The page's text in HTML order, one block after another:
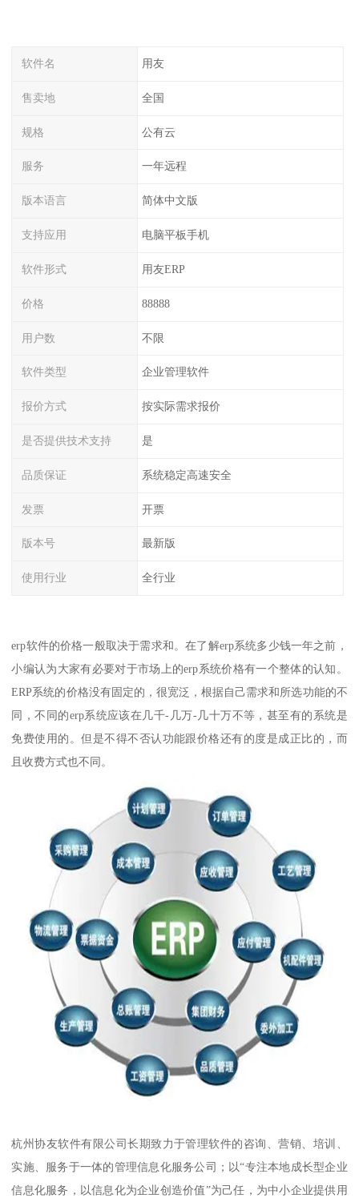
软件名 用友
售卖地 全国
规格 公有云
服务 一年远程
版本语言 简体中文版
支持应用 电脑平板手机
软件形式 用友ERP
价格 88888
用户数 不限
软件类型 企业管理软件
报价方式 按实际需求报价
是否提供技术支持 是
品质保证 系统稳定高速安全
发票 开票
版本号 最新版
使用行业 全行业
erp软件的价格一般取决于需求和。在了解erp系统多少钱一年之前，
小编认为大家有必要对于市场上的erp系统价格有一个整体的认知。
ERP系统的价格没有固定的，很宽泛，根据自己需求和所选功能的不
同，不同的erp系统应该在几千-几万-几十万不等，甚至有的系统是
免费使用的。但是不得不否认功能跟价格还有的度是成正比的，而
且收费方式也不同。
杭州协友软件有限公司长期致力于管理软件的咨询、营销、培训、
实施、服务于一体的管理信息化服务公司；以“专注本地成长型企业
信息化服务，以信息化为企业创造价值”为己任，为中小企业提供用